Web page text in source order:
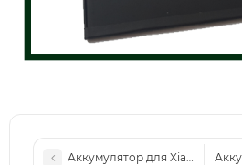
Аккумулятор для Xiaomi